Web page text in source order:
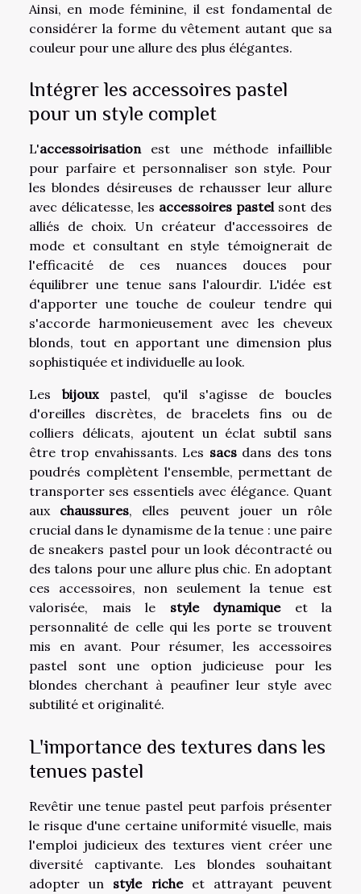
Ainsi, en mode féminine, il est fondamental de
considérer la forme du vêtement autant que sa
couleur pour une allure des plus élégantes.
Intégrer les accessoires pastel
pour un style complet
L'accessoirisationest une méthode infaillible
pour parfaire et personnaliser son style. Pour
les blondes désireuses de rehausser leur allure
avec délicatesse, les accessoires pastelsont des
alliés de choix. Un créateur d'accessoires de
mode et consultant en style témoignerait de
l'efficacité de ces nuances douces pour
équilibrer une tenue sans l'alourdir. L'idée est
d'apporter une touche de couleur tendre qui
s'accorde harmonieusement avec les cheveux
blonds, tout en apportant une dimension plus
sophistiquée et individuelle au look.
Lesbijouxpastel, qu'il s'agisse de boucles
d'oreilles discrètes, de bracelets fins ou de
colliers délicats, ajoutent un éclat subtil sans
être trop envahissants. Les sacsdans des tons
poudrés complètent l'ensemble, permettant de
transporter ses essentiels avec élégance. Quant
aux chaussures, elles peuvent jouer un rôle
crucial dans le dynamisme de la tenue : une paire
de sneakers pastel pour un look décontracté ou
des talons pour une allure plus chic. En adoptant
ces accessoires, non seulement la tenue est
valorisée, mais le style dynamiqueet la
personnalité de celle qui les porte se trouvent
mis en avant. Pour résumer, les accessoires
pastel sont une option judicieuse pour les
blondes cherchant à peaufiner leur style avec
subtilité et originalité.
L'importance des textures dans les
tenues pastel
Revêtir une tenue pastel peut parfois présenter
le risque d'une certaine uniformité visuelle, mais
l'emploi judicieux des textures vient créer une
diversité captivante. Les blondes souhaitant
adopter un style richeet attrayant peuvent